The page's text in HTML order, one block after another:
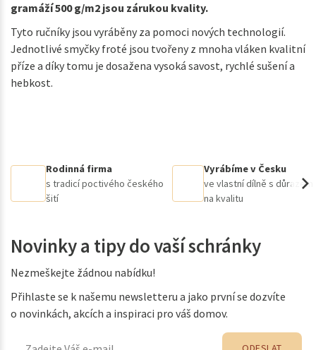
gramáží 500 g/m2 jsou zárukou kvality.
Tyto ručníky jsou vyráběny za pomoci nových technologií.
Jednotlivé smyčky froté jsou tvořeny z mnoha vláken kvalitní
příze a díky tomu je dosažena vysoká savost, rychlé sušení a
hebkost.
Rodinná firma
s tradicí poctivého českého
šití
Vyrábíme v Česku
ve vlastní dílně s důrazem
na kvalitu
Novinky a tipy do vaší schránky
Nezmeškejte žádnou nabídku!
Přihlaste se k našemu newsletteru a jako první se dozvíte
o novinkách, akcích a inspiraci pro váš domov.